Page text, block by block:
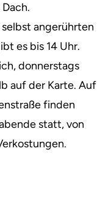
angerührten
es bis 14 Uhr.
donnerstags
auf der Karte. Auf
finden
statt, von